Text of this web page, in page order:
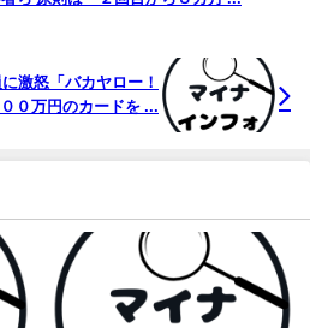
激怒「バカヤロー！
０万円のカードを ...